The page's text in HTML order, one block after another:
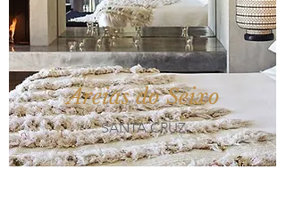
Areias do Seixo
SANTA CRUZ